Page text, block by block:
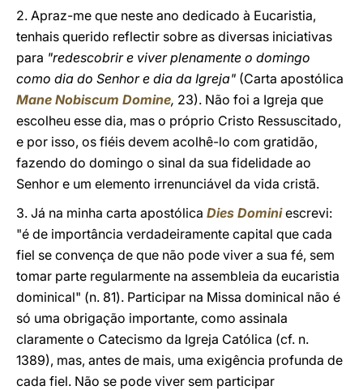
2. Apraz-me que neste ano dedicado à Eucaristia,
tenhais querido reflectir sobre as diversas iniciativas
para "redescobrir e viver plenamente o domingo
como dia do Senhor e dia da Igreja" (Carta apostólica
Mane Nobiscum Domine, 23). Não foi a Igreja que
escolheu esse dia, mas o próprio Cristo Ressuscitado,
e por isso, os fiéis devem acolhê-lo com gratidão,
fazendo do domingo o sinal da sua fidelidade ao
Senhor e um elemento irrenunciável da vida cristã.
3. Já na minha carta apostólica Dies Dominiescrevi:
"é de importância verdadeiramente capital que cada
fiel se convença de que não pode viver a sua fé, sem
tomar parte regularmente na assembleia da eucaristia
dominical" (n. 81). Participar na Missa dominical não é
só uma obrigação importante, como assinala
claramente o Catecismo da Igreja Católica (cf. n.
1389), mas, antes de mais, uma exigência profunda de
cada fiel. Não se pode viver sem participar